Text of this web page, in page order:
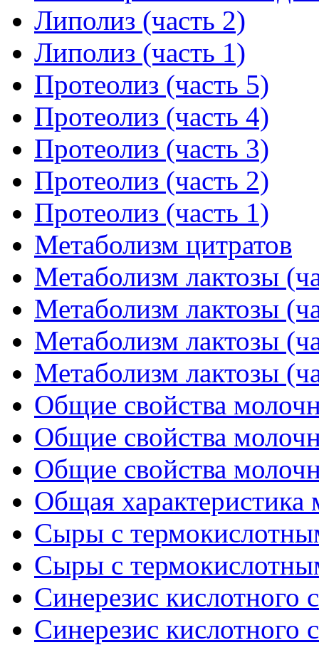
Липолиз (часть 2)
Липолиз (часть 1)
Протеолиз (часть 5)
Протеолиз (часть 4)
Протеолиз (часть 3)
Протеолиз (часть 2)
Протеолиз (часть 1)
Метаболизм цитратов
Метаболизм лактозы
Метаболизм лактозы
Метаболизм лактозы
Метаболизм лактозы
Общие свойства
Общие свойства
Общие свойства
Общая
Сыры с
Сыры с
Синерезис кислотного
Синерезис кислотного